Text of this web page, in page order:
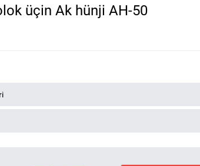
üçin Ak hünji AH-50